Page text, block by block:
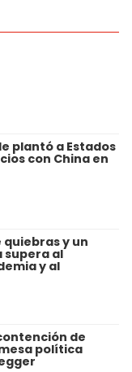
plantó a Estados
con China en
y un
supera al
y al
de
política